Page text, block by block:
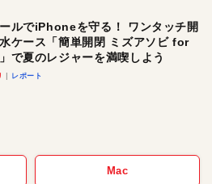
ルでiPhoneを守る！ ワンタッチ開
ケース「簡単開閉 ミズアソビ for
で夏のレジャーを満喫しよう
レポート
Mac